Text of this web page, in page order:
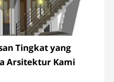
Tingkat yang
Arsitektur Kami